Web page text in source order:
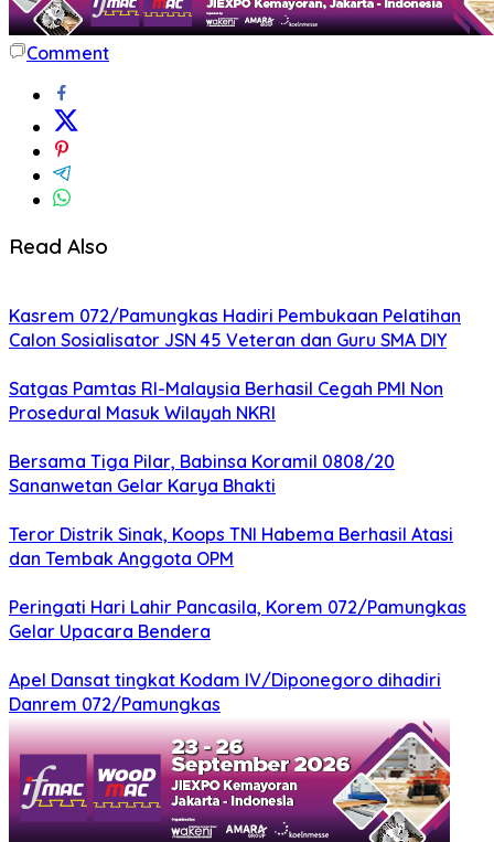
Comment
Read Also
Kasrem 072/Pamungkas Hadiri Pembukaan Pelatihan
Calon Sosialisator JSN 45 Veteran dan Guru SMA DIY
Satgas Pamtas RI-Malaysia Berhasil Cegah PMI Non
Prosedural Masuk Wilayah NKRI
Bersama Tiga Pilar, Babinsa Koramil 0808/20
Sananwetan Gelar Karya Bhakti
Teror Distrik Sinak, Koops TNI Habema Berhasil Atasi
dan Tembak Anggota OPM
Peringati Hari Lahir Pancasila, Korem 072/Pamungkas
Gelar Upacara Bendera
Apel Dansat tingkat Kodam lV/Diponegoro dihadiri
Danrem 072/Pamungkas